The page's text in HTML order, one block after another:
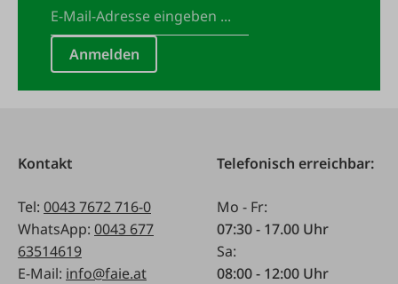
Anmelden
Kontakt
Tel: 0043 7672 716-0
WhatsApp: 0043 677
63514619
E-Mail: info@faie.at
Telefonisch erreichbar:
Mo - Fr:
07:30 - 17.00 Uhr
Sa:
08:00 - 12:00 Uhr